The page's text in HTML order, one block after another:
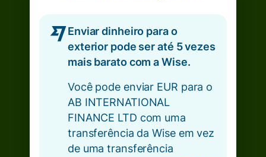
Enviar dinheiro para o
exterior pode ser até 5 vezes
mais barato com a Wise.
Você pode enviar EUR para o
AB INTERNATIONAL
FINANCE LTD com uma
transferência da Wise em vez
de uma transferência